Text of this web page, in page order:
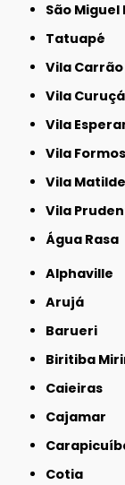
São
Tatuapé
Vila Carrão
Vila Curuçá
Vila
Vila
Vila Matilde
Vila
Água Rasa
Alphaville
Arujá
Barueri
Biritiba
Caieiras
Cajamar
Cotia